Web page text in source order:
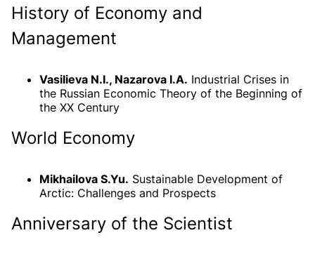
History of Economy and
Management
Vasilieva N.I., Nazarova I.A. Industrial Crises in
the Russian Economic Theory of the Beginning of
the XX Century
World Economy
Mikhailova S.Yu. Sustainable Development of
Arctic: Challenges and Prospects
Anniversary of the Scientist